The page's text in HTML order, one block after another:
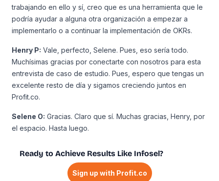
trabajando en ello y sí, creo que es una herramienta que le
podría ayudar a alguna otra organización a empezar a
implementarlo o a continuar la implementación de OKRs.
Henry P: Vale, perfecto, Selene. Pues, eso sería todo.
Muchísimas gracias por conectarte con nosotros para esta
entrevista de caso de estudio. Pues, espero que tengas un
excelente resto de día y sigamos creciendo juntos en
Profit.co.
Selene O: Gracias. Claro que sí. Muchas gracias, Henry, por
el espacio. Hasta luego.
Ready to Achieve Results Like Infosel?
Sign up with Profit.co